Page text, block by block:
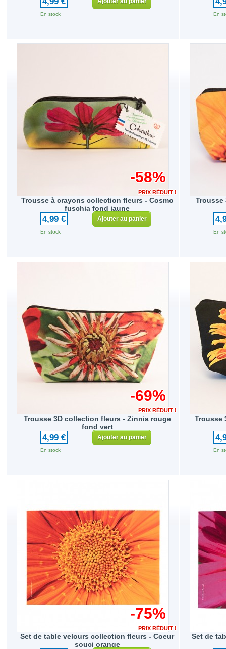
En stock En
Trousse à crayons collection fleurs - Cosmo
fuschia fond jaune
PRIX RÉDUIT !
-58%
4,99 €
En stock
Ajouter au panier
Trousse
En
Trousse 3D collection fleurs - Zinnia rouge
fond vert
PRIX RÉDUIT !
-69%
4,99 €
En stock
Ajouter au panier
Trousse
En
Set de table velours collection fleurs - Coeur
souci orange
PRIX RÉDUIT !
-75%
Set de